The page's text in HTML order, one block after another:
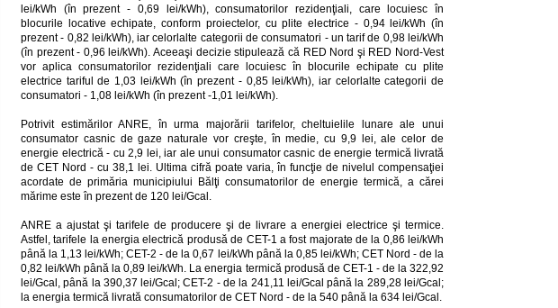
lei/kWh (în prezent - 0,69 lei/kWh), consumatorilor rezidenţiali, care locuiesc în
blocurile locative echipate, conform proiectelor, cu plite electrice - 0,94 lei/kWh (în
prezent - 0,82 lei/kWh), iar celorlalte categorii de consumatori - un tarif de 0,98 lei/kWh
(în prezent - 0,96 lei/kWh). Aceeaşi decizie stipulează că RED Nord şi RED Nord-Vest
vor aplica consumatorilor rezidenţiali care locuiesc în blocurile echipate cu plite
electrice tariful de 1,03 lei/kWh (în prezent - 0,85 lei/kWh), iar celorlalte categorii de
consumatori - 1,08 lei/kWh (în prezent -1,01 lei/kWh).
Potrivit estimărilor ANRE, în urma majorării tarifelor, cheltuielile lunare ale unui
consumator casnic de gaze naturale vor creşte, în medie, cu 9,9 lei, ale celor de
energie electrică - cu 2,9 lei, iar ale unui consumator casnic de energie termică livrată
de CET Nord - cu 38,1 lei. Ultima cifră poate varia, în funcţie de nivelul compensaţiei
acordate de primăria municipiului Bălţi consumatorilor de energie termică, a cărei
mărime este în prezent de 120 lei/Gcal.
ANRE a ajustat şi tarifele de producere şi de livrare a energiei electrice şi termice.
Astfel, tarifele la energia electrică produsă de CET-1 a fost majorate de la 0,86 lei/kWh
până la 1,13 lei/kWh; CET-2 - de la 0,67 lei/kWh până la 0,85 lei/kWh; CET Nord - de la
0,82 lei/kWh până la 0,89 lei/kWh. La energia termică produsă de CET-1 - de la 322,92
lei/Gcal, până la 390,37 lei/Gcal; CET-2 - de la 241,11 lei/Gcal până la 289,28 lei/Gcal;
la energia termică livrată consumatorilor de CET Nord - de la 540 până la 634 lei/Gcal.